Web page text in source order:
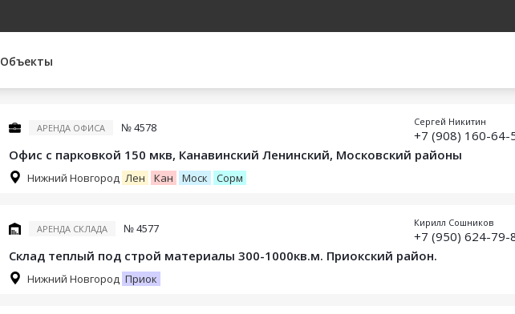
Объекты
АРЕНДА ОФИСА № 4578
Офис с парковкой 150 мкв, Канавинский Ленинский, Московский районы
Нижний Новгород Лен Кан Моск Сорм
Сергей Никитин
+7 (908) 160-64-
АРЕНДА СКЛАДА № 4577
Склад теплый под строй материалы 300-1000кв.м. Приокский район.
Нижний Новгород Приок
Кирилл Сошников
+7 (950) 624-79-